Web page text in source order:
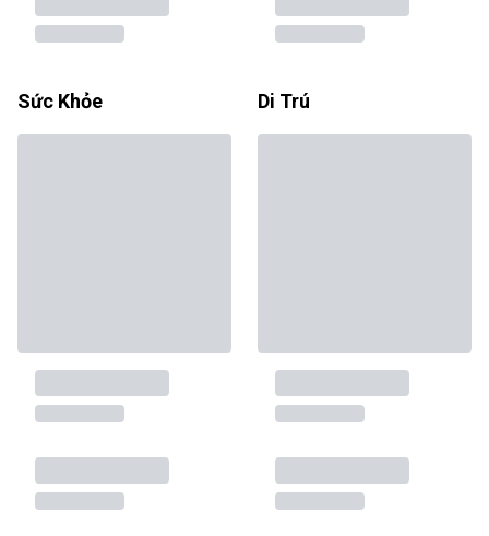
Sức Khỏe Di Trú